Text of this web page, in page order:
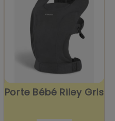
Porte Bébé Riley Gris